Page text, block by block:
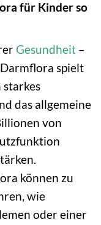
für Kinder so
Gesundheit –
spielt
starkes
das allgemeine
von
können zu
wie
oder einer